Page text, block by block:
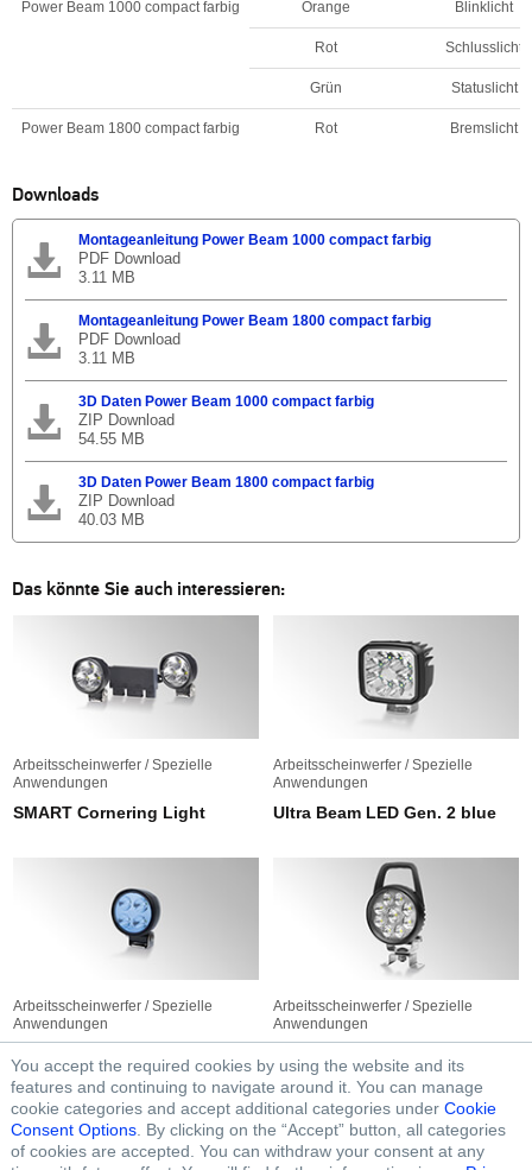
Power Beam 1000 compact farbig Orange Blinklicht
Rot Schlusslicht
Grün Statuslicht
Power Beam 1800 compact farbig Rot Bremslicht
Downloads
Montageanleitung Power Beam 1000 compact farbig
PDF Download
3.11 MB
Montageanleitung Power Beam 1800 compact farbig
PDF Download
3.11 MB
3D Daten Power Beam 1000 compact farbig
ZIP Download
54.55 MB
3D Daten Power Beam 1800 compact farbig
ZIP Download
40.03 MB
Das könnte Sie auch interessieren:
Arbeitsscheinwerfer / Spezielle
Anwendungen
SMART Cornering Light
Arbeitsscheinwerfer / Spezielle
Anwendungen
Ultra Beam LED Gen. 2 blue
Arbeitsscheinwerfer / Spezielle
Anwendungen
Arbeitsscheinwerfer / Spezielle
Anwendungen
FOLLOW FORVIA HELLA
You accept the required cookies by using the website and its
features and continuing to navigate around it. You can manage
cookie categories and accept additional categories underCookie
Consent Options . By clicking on the “Accept” button, all categories
of cookies are accepted. You can withdraw your consent at any